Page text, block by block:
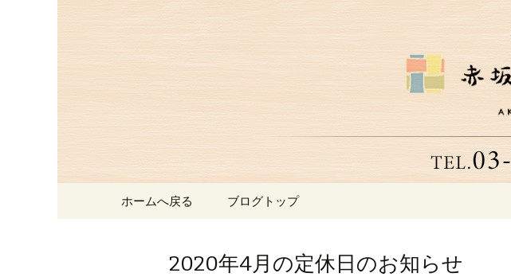
赤坂にある老舗
コンテンツへ移動
ホームへ戻る ブログトップ
2020年4月の定休日のお知らせ